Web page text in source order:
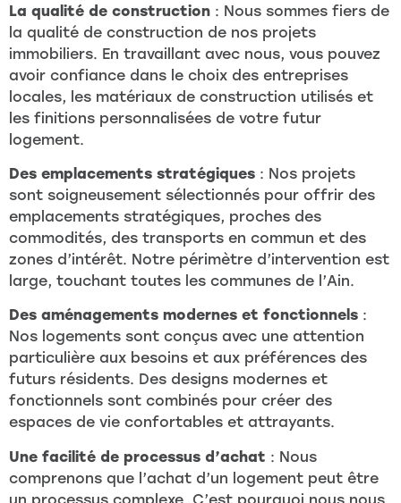
La qualité de construction : Nous sommes fiers de
la qualité de construction de nos projets
immobiliers. En travaillant avec nous, vous pouvez
avoir confiance dans le choix des entreprises
locales, les matériaux de construction utilisés et
les finitions personnalisées de votre futur
logement.
Des emplacements stratégiques : Nos projets
sont soigneusement sélectionnés pour offrir des
emplacements stratégiques, proches des
commodités, des transports en commun et des
zones d’intérêt. Notre périmètre d’intervention est
large, touchant toutes les communes de l’Ain.
Des aménagements modernes et fonctionnels :
Nos logements sont conçus avec une attention
particulière aux besoins et aux préférences des
futurs résidents. Des designs modernes et
fonctionnels sont combinés pour créer des
espaces de vie confortables et attrayants.
Une facilité de processus d’achat : Nous
comprenons que l’achat d’un logement peut être
un processus complexe. C’est pourquoi nous nous